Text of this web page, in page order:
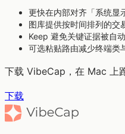
更快在内部对齐「系统显
图库提供按时间排列的交
Keep 避免关键证据被自动
可选粘贴路由减少终端类
下载 VibeCap，在 Mac 上
下载